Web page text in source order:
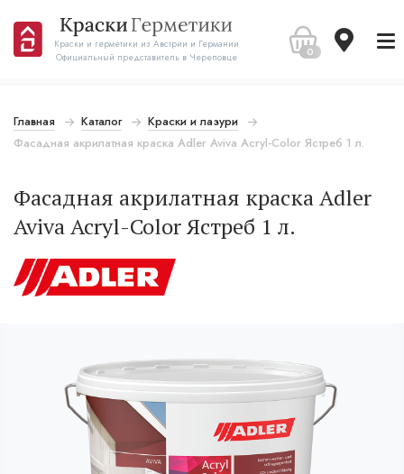
Краски и герметики из Австрии и Германии
Официальный представитель в Череповце
0
Главная Каталог
Краски и лазури
Фасадная акрилатная краска Adler Aviva Acryl-Color Ястреб 1 л.
Фасадная акрилатная краска Adler
Aviva Acryl-Color Ястреб 1 л.